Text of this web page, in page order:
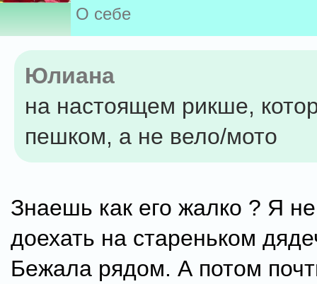
О себе
Юлиана
на настоящем рикше,
пешком, а не вело/мото
Знаешь как его жалко ? Я
доехать на стареньком
Бежала рядом. А потом